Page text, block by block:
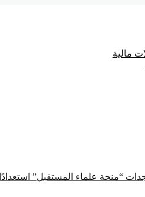
“منحة علماء المستقبل”